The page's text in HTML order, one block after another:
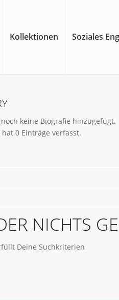
Kollektionen Soziales
keine Biografie hinzugefügt.
hat 0 Einträge verfasst.
NICHTS
Deine Suchkriterien